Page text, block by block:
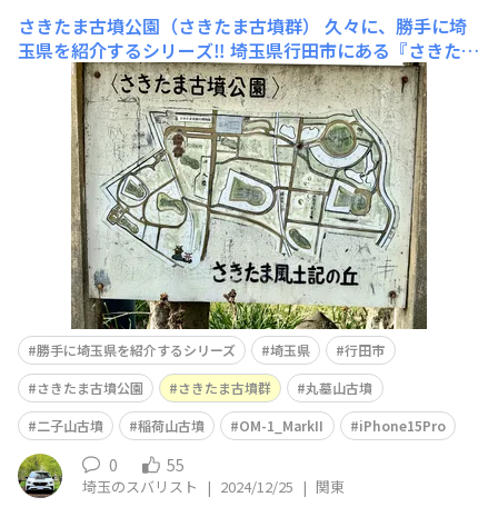
さきたま古墳公園（さきたま古墳群）
久々に、勝手に埼
玉県を紹介するシリーズ‼️ 埼玉県行田市にある『さきたま
古墳公園』さきたまは漢字では “埼玉” と書き、実は埼玉
県の県名発祥の地です。行田市には埼玉（さきたま）とい
う地域があるので、住所表記が「埼玉県行田市埼玉」とな
り混乱しそうですよね。ちなみに、この近くには前玉神社
勝手に埼玉県を紹介するシリーズ 埼玉県
行田市
さきたま古墳公園
さきたま古墳群
丸墓山古墳
二子山古墳
稲荷山古墳 OM-1_MarkII iPhone15Pro
0 55
埼玉のスバリスト | 2024/12/25 | 関東